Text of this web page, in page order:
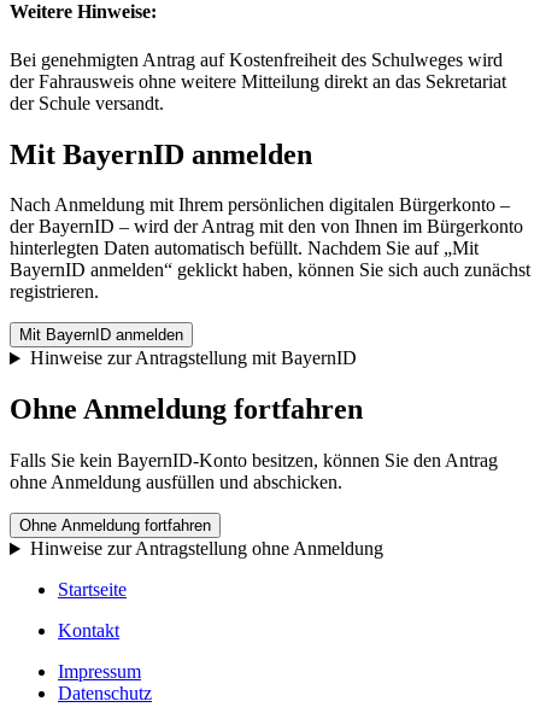
Weitere Hinweise:
Bei genehmigten Antrag auf Kostenfreiheit des Schulweges wird
der Fahrausweis ohne weitere Mitteilung direkt an das Sekretariat
der Schule versandt.
Mit BayernID anmelden
Nach Anmeldung mit Ihrem persönlichen digitalen Bürgerkonto –
der BayernID – wird der Antrag mit den von Ihnen im Bürgerkonto
hinterlegten Daten automatisch befüllt. Nachdem Sie auf „Mit
BayernID anmelden“ geklickt haben, können Sie sich auch zunächst
registrieren.
Mit BayernID anmelden
Hinweise zur Antragstellung mit BayernID
Ohne Anmeldung fortfahren
Falls Sie kein BayernID-Konto besitzen, können Sie den Antrag
ohne Anmeldung ausfüllen und abschicken.
Ohne Anmeldung fortfahren
Hinweise zur Antragstellung ohne Anmeldung
Startseite
Kontakt
Impressum
Datenschutz